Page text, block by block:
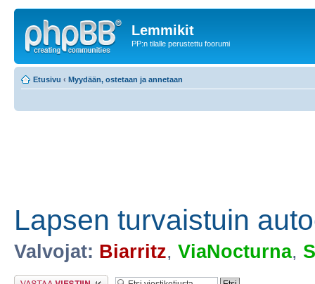
Lemmikit
PP:n tilalle perustettu foorumi
Etusivu ‹ Myydään, ostetaan ja annetaan
Lapsen turvaistuin
Valvojat: Biarritz, ViaNocturna,
Lähetä vastaus